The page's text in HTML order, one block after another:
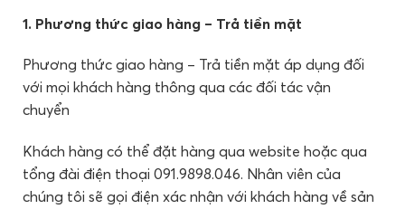
1. Phương thức giao hàng – Trả tiền mặt
Phương thức giao hàng – Trả tiền mặt áp dụng đối
với mọi khách hàng thông qua các đối tác vận
chuyển
Khách hàng có thể đặt hàng qua website hoặc qua
tổng đài điện thoại 091.9898.046. Nhân viên của
chúng tôi sẽ gọi điện xác nhận với khách hàng về sản